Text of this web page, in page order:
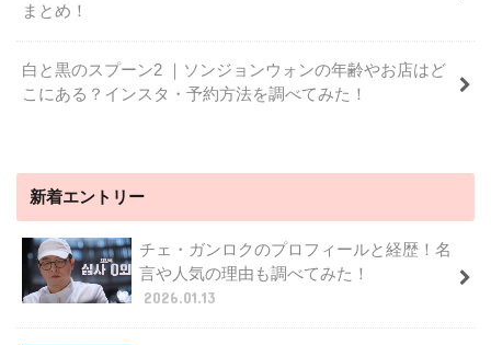
まとめ！
白と黒のスプーン2 ｜ソンジョンウォンの年齢やお店はど
こにある？インスタ・予約方法を調べてみた！
新着エントリー
チェ・ガンロクのプロフィールと経歴！名
言や人気の理由も調べてみた！
2026.01.13